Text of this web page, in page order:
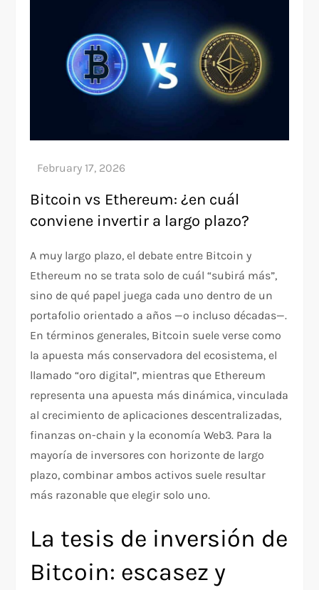
Bitcoin vs Ethereum: ¿en cuál
conviene invertir a largo plazo?
A muy largo plazo, el debate entre Bitcoin y
Ethereum no se trata solo de cuál “subirá más”,
sino de qué papel juega cada uno dentro de un
portafolio orientado a años —o incluso décadas—.
En términos generales, Bitcoin suele verse como
la apuesta más conservadora del ecosistema, el
llamado “oro digital”, mientras que Ethereum
representa una apuesta más dinámica, vinculada
al crecimiento de aplicaciones descentralizadas,
finanzas on-chain y la economía Web3. Para la
mayoría de inversores con horizonte de largo
plazo, combinar ambos activos suele resultar
más razonable que elegir solo uno.
La tesis de inversión de
Bitcoin: escasez y